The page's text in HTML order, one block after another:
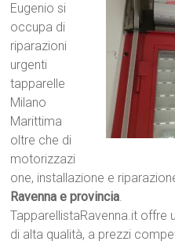
Eugenio si
occupa di
riparazioni
urgenti
tapparelle
Milano
Marittima
oltre che di
motorizzazi
one, installazione e
Ravenna e provincia.
TapparellistaRavenna.it offre
di alta qualità, a prezzi